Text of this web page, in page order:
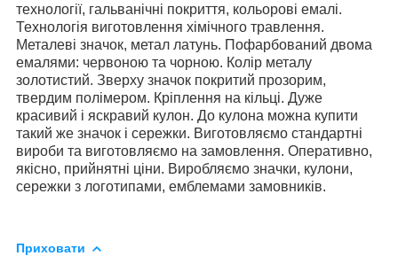
технології, гальванічні покриття, кольорові емалі.
Технологія виготовлення хімічного травлення.
Металеві значок, метал латунь. Пофарбований двома
емалями: червоною та чорною. Колір металу
золотистий. Зверху значок покритий прозорим,
твердим полімером. Кріплення на кільці. Дуже
красивий і яскравий кулон. До кулона можна купити
такий же значок і сережки. Виготовляємо стандартні
вироби та виготовляємо на замовлення. Оперативно,
якісно, ​​прийнятні ціни. Виробляємо значки, кулони,
сережки з логотипами, емблемами замовників.
Приховати